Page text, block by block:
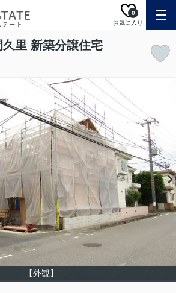
お気に入り
0
里 新築分譲住宅
【外観】